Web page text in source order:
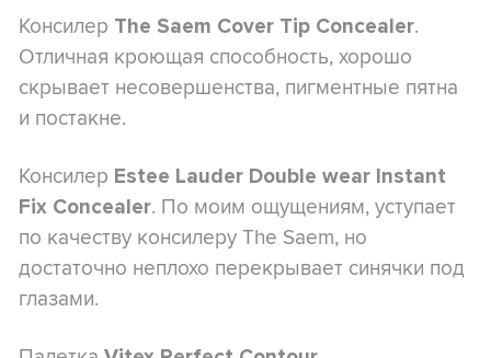
Консилер The Saem Cover Tip Concealer.
Отличная кроющая способность, хорошо
скрывает несовершенства, пигментные пятна
и постакне.
Консилер Estee Lauder Double wear Instant
Fix Concealer. По моим ощущениям, уступает
по качеству консилеру The Saem, но
достаточно неплохо перекрывает синячки под
глазами.